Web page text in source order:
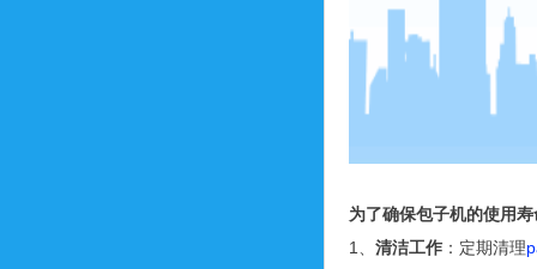
为了确保包子机的使用寿
1、 清洁工作 ：定期清理